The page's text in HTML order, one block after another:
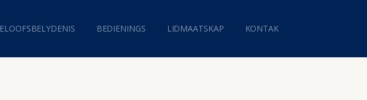
BEDIENINGS LIDMAATSKAP KONTAK